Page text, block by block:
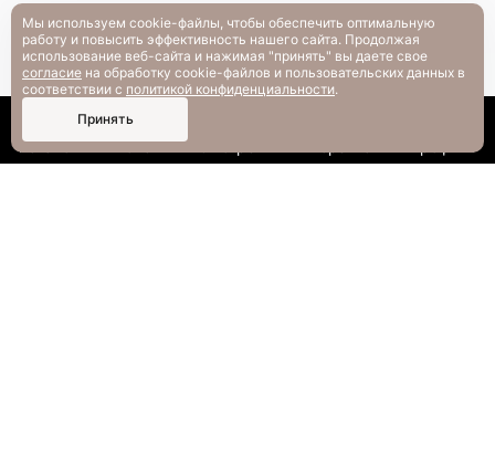
Каталог Поиск
РАЗМЕРНАЯ СЕТКА
Вопрос-ответ
Мы используем cookie-файлы, чтобы обеспечить оптимальную
работу и повысить эффективность нашего сайта. Продолжая
использование веб-сайта и нажимая "принять" вы даете свое
согласие на обработку cookie-файлов и пользовательских данных в
соответствии с политикой конфиденциальности.
Принять